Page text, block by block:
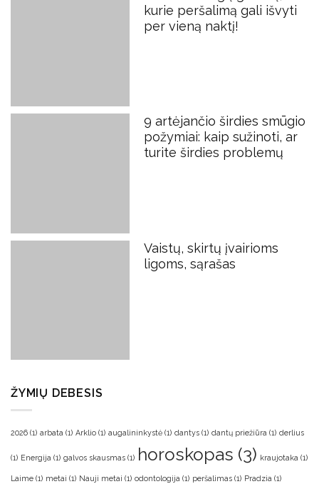
kurie peršalimą gali išvyti
per vieną naktį!
9 artėjančio širdies smūgio
požymiai: kaip sužinoti, ar
turite širdies problemų
Vaistų, skirtų įvairioms
ligoms, sąrašas
ŽYMIŲ DEBESIS
2026 (1) arbata (1) Arklio (1) augalininkystė (1) dantys (1) dantų priežiūra (1) derlius
(1) Energija (1) galvos skausmas (1) horoskopas (3) kraujotaka (1)
Laime (1) metai (1) Nauji metai (1) odontologija (1) peršalimas (1) Pradzia (1)